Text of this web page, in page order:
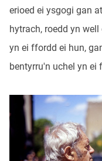
erioed ei ysgogi gan
hytrach, roedd yn
yn ei ffordd ei hun,
bentyrru'n uchel yn ei